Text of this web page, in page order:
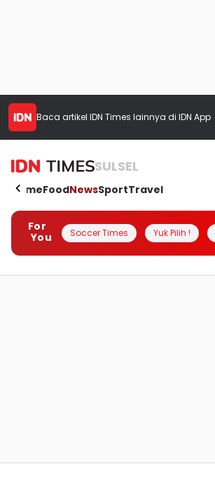
Baca artikel IDN Times lainnya di IDN App
SULSEL
HomeFoodNewsSportTravel
For
You
Soccer Times Yuk Pilih !